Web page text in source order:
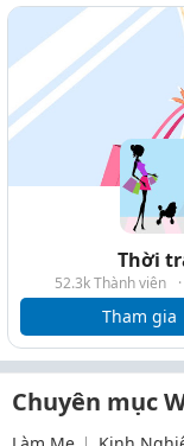
Thời
52.3k Thành viên ·
Tham gia
Chuyên mục